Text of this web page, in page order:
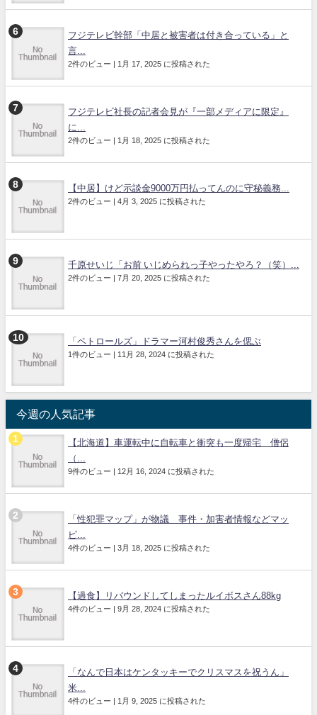
フジテレビ幹部「中居と被害者は付き合っている」と
言...
2件のビュー | 1月 17, 2025 に投稿された
フジテレビ社長の記者会見が『一部メディアに限定』
に...
2件のビュー | 1月 18, 2025 に投稿された
【中居】けど示談金9000万円払ってんのに守秘義務...
2件のビュー | 4月 3, 2025 に投稿された
千原せいじ「お前 いじめられっ子やったやろ？（笑）...
2件のビュー | 7月 20, 2025 に投稿された
「ペトロールズ」ドラマー河村俊秀さんを偲ぶ
1件のビュー | 11月 28, 2024 に投稿された
今週の人気記事
【北海道】車運転中に自転車と衝突も一度帰宅 僧侶
（...
9件のビュー | 12月 16, 2024 に投稿された
「性犯罪マップ」が物議 事件・加害者情報などマッ
ピ...
4件のビュー | 3月 18, 2025 に投稿された
【過食】リバウンドしてしまったルイボスさん88kg
4件のビュー | 9月 28, 2024 に投稿された
「なんで日本はケンタッキーでクリスマスを祝うん」
米...
4件のビュー | 1月 9, 2025 に投稿された